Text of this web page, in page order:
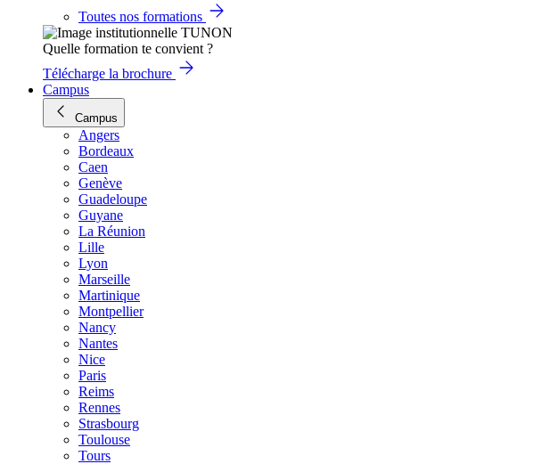
Toutes nos formations
Quelle formation te convient ?
Télécharge la brochure
Campus
Campus
Angers
Bordeaux
Caen
Genève
Guadeloupe
Guyane
La Réunion
Lille
Lyon
Marseille
Martinique
Montpellier
Nancy
Nantes
Nice
Paris
Reims
Rennes
Strasbourg
Toulouse
Tours